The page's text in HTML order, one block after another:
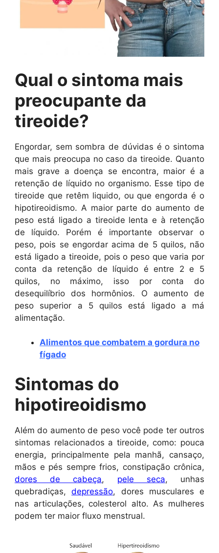
Qual o sintoma mais
preocupante da
tireoide?
Engordar, sem sombra de dúvidas é o sintoma
que mais preocupa no caso da tireoide. Quanto
mais grave a doença se encontra, maior é a
retenção de líquido no organismo. Esse tipo de
tireoide que retêm liquido, ou que engorda é o
hipotireoidismo. A maior parte do aumento de
peso está ligado a tireoide lenta e à retenção
de líquido. Porém é importante observar o
peso, pois se engordar acima de 5 quilos, não
está ligado a tireoide, pois o peso que varia por
conta da retenção de líquido é entre 2 e 5
quilos, no máximo, isso por conta do
desequilíbrio dos hormônios. O aumento de
peso superior a 5 quilos está ligado a má
alimentação.
Alimentos que combatem a gordura no
fígado
Sintomas do
hipotireoidismo
Além do aumento de peso você pode ter outros
sintomas relacionados a tireoide, como: pouca
energia, principalmente pela manhã, cansaço,
mãos e pés sempre frios, constipação crônica,
dores de cabeça, pele seca, unhas
quebradiças,depressão, dores musculares e
nas articulações, colesterol alto. As mulheres
podem ter maior fluxo menstrual.